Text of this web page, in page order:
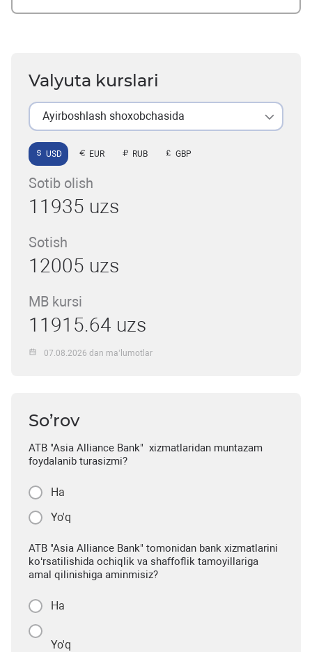
Valyuta kurslari
Ayirboshlash shoxobchasida
USD EUR RUB GBP
Sotib olish
11935 uzs
Sotish
12005 uzs
MB kursi
11915.64 uzs
07.08.2026 dan ma’lumotlar
So’rov
ATB "Asia Alliance Bank" xizmatlaridan muntazam
foydalanib turasizmi?
Ha
Yo'q
ATB "Asia Alliance Bank" tomonidan bank xizmatlarini
ko‘rsatilishida ochiqlik va shaffoflik tamoyillariga
amal qilinishiga aminmisiz?
Ha
Yo'q